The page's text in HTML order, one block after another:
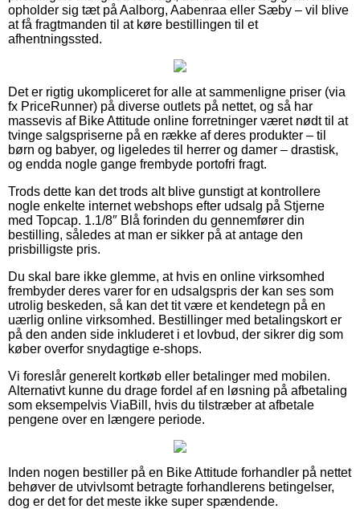
opholder sig tæt på Aalborg, Aabenraa eller Sæby – vil blive
at få fragtmanden til at køre bestillingen til et
afhentningssted.
Det er rigtig ukompliceret for alle at sammenligne priser (via
fx PriceRunner) på diverse outlets på nettet, og så har
massevis af Bike Attitude online forretninger været nødt til at
tvinge salgspriserne på en række af deres produkter – til
børn og babyer, og ligeledes til herrer og damer – drastisk,
og endda nogle gange frembyde portofri fragt.
Trods dette kan det trods alt blive gunstigt at kontrollere
nogle enkelte internet webshops efter udsalg på Stjerne
med Topcap. 1.1/8″ Blå forinden du gennemfører din
bestilling, således at man er sikker på at antage den
prisbilligste pris.
Du skal bare ikke glemme, at hvis en online virksomhed
frembyder deres varer for en udsalgspris der kan ses som
utrolig beskeden, så kan det tit være et kendetegn på en
uærlig online virksomhed. Bestillinger med betalingskort er
på den anden side inkluderet i et lovbud, der sikrer dig som
køber overfor snydagtige e-shops.
Vi foreslår generelt kortkøb eller betalinger med mobilen.
Alternativt kunne du drage fordel af en løsning på afbetaling
som eksempelvis ViaBill, hvis du tilstræber at afbetale
pengene over en længere periode.
Inden nogen bestiller på en Bike Attitude forhandler på nettet
behøver de utvivlsomt betragte forhandlerens betingelser,
dog er det for det meste ikke super spændende.